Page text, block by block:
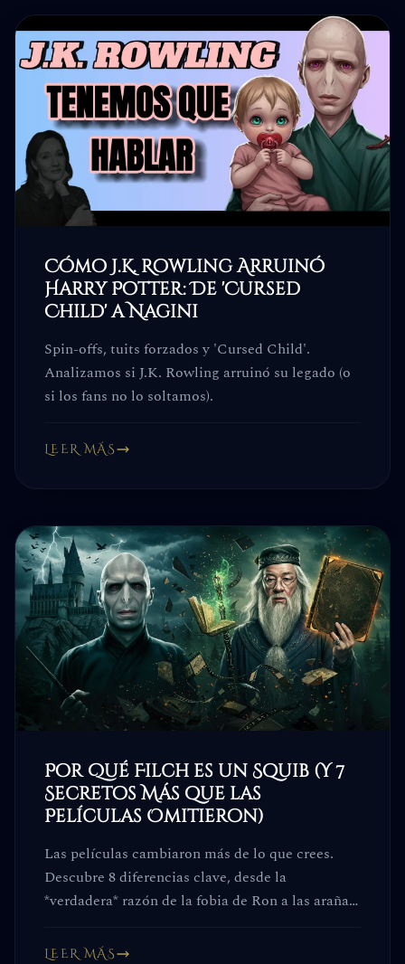
Cómo J.K. Rowling Arruinó
Harry Potter: De 'Cursed
Child' a Nagini
Spin-offs, tuits forzados y 'Cursed Child'.
Analizamos si J.K. Rowling arruinó su legado (o
si los fans no lo soltamos).
LEER MÁS
Por Qué Filch es un Squib (Y 7
Secretos Más que las
Películas Omitieron)
Las películas cambiaron más de lo que crees.
Descubre 8 diferencias clave, desde la
*verdadera* razón de la fobia de Ron a las arañas
trivia: cambian toda la historia.
LEER MÁS